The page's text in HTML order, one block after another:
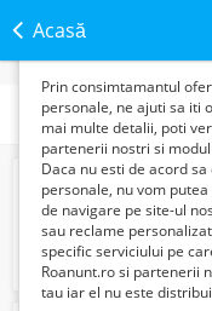
Acasă
functie de interesele si
date sunt folosite pentru
Prin consimtamantul
personale, ne ajuti sa iti
mai multe detalii, poti
partenerii nostri si
Daca nu esti de acord
personale, nu vom
de navigare pe site-ul
sau reclame
specific serviciului pe
Roanunt.ro si partenerii
tau iar el nu este